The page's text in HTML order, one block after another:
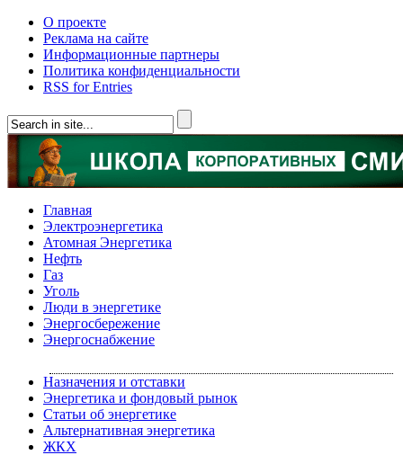
О проекте
Реклама на сайте
Информационные партнеры
Политика конфиденциальности
RSS for Entries
Главная
Электроэнергетика
Атомная Энергетика
Нефть
Газ
Уголь
Люди в энергетике
Энергосбережение
Энергоснабжение
Назначения и отставки
Энергетика и фондовый рынок
Статьи об энергетике
Альтернативная энергетика
ЖКХ